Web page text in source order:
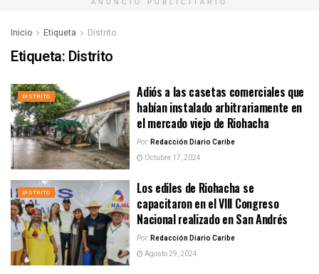
ANUNCIO PUBLICITARIO
Inicio Etiqueta Distrito
Etiqueta: Distrito
DISTRITO
Adiós a las casetas comerciales que
habían instalado arbitrariamente en
el mercado viejo de Riohacha
Por:Redacción Diario Caribe
Octubre 17, 2024
DISTRITO
Los ediles de Riohacha se
capacitaron en el VIII Congreso
Nacional realizado en San Andrés
Por:Redacción Diario Caribe
Agosto 29, 2024